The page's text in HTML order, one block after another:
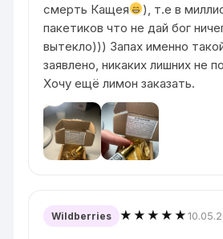
смерть Кащея
), т.е в
пакетиков что не дай бог
вытекло))) Запах именно
заявлено, никаких лишних не
Хочу ещё лимон заказать.
Wildberries ★★★★★